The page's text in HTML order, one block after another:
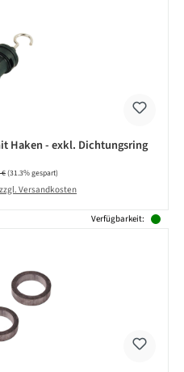
Haken - exkl. Dichtungsring
Preis:
€(31.3% gespart)
Versandkosten
Verfügbarkeit: